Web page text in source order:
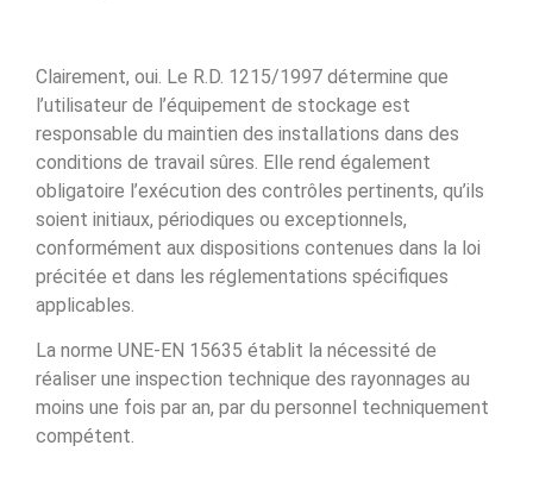
Clairement, oui. Le R.D. 1215/1997 détermine que
l’utilisateur de l’équipement de stockage est
responsable du maintien des installations dans des
conditions de travail sûres. Elle rend également
obligatoire l’exécution des contrôles pertinents, qu’ils
soient initiaux, périodiques ou exceptionnels,
conformément aux dispositions contenues dans la loi
précitée et dans les réglementations spécifiques
applicables.
La norme UNE-EN 15635 établit la nécessité de
réaliser une inspection technique des rayonnages au
moins une fois par an, par du personnel techniquement
compétent.